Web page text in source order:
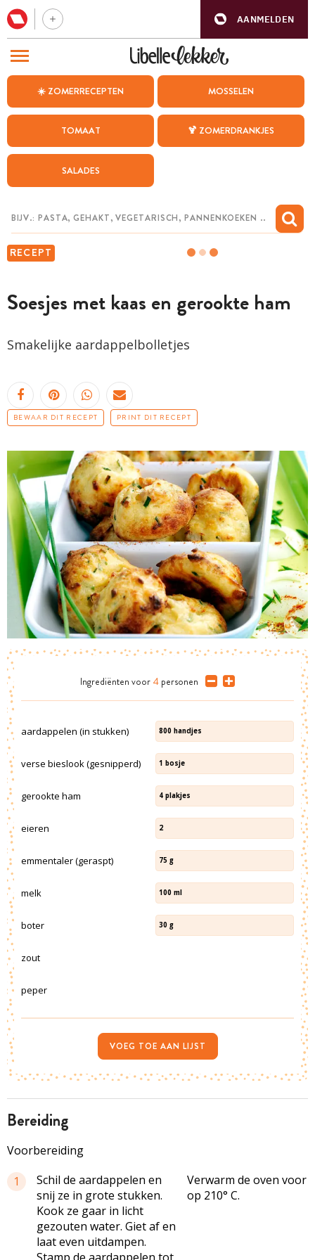
AANMELDEN
☀️ ZOMERRECEPTEN MOSSELEN
TOMAAT 🍹 ZOMERDRANKJES
SALADES
RECEPT
Soesjes met kaas en gerookte ham
Smakelijke aardappelbolletjes
BEWAAR DIT RECEPT PRINT DIT RECEPT
bereiding
Voorbereiding
1
Schil de aardappelen en
snij ze in grote stukken.
Kook ze gaar in licht
gezouten water. Giet af en
laat even uitdampen.
Stamp de aardappelen tot
Verwarm de oven voor
op 210° C.
Ingrediënten voor 4 personen
aardappelen (in stukken) 800 handjes
verse bieslook (gesnipperd) 1 bosje
gerookte ham 4 plakjes
eieren 2
emmentaler (geraspt) 75 g
melk 100 ml
boter 30 g
zout
peper
VOEG TOE AAN LIJST
BEZOEK ONZE ANDERE WEBSITES
WEEKMENU
CHAT MET MAIA
MIJN BEWAARDE RECEPTEN